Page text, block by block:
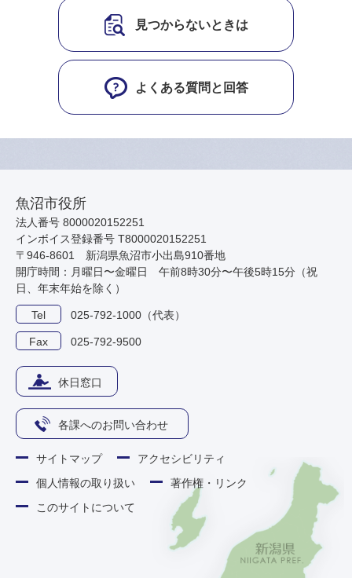
見つからないときは
よくある質問と回答
魚沼市役所
法人番号 8000020152251
インボイス登録番号 T8000020152251
〒946-8601 新潟県魚沼市小出島910番地
開庁時間：月曜日〜金曜日 午前8時30分〜午後5時15分（祝
日、年末年始を除く）
Tel 025-792-1000（代表）
Fax 025-792-9500
休日窓口
各課へのお問い合わせ
サイトマップ
アクセシビリティ
個人情報の取り扱い
著作権・リンク
このサイトについて